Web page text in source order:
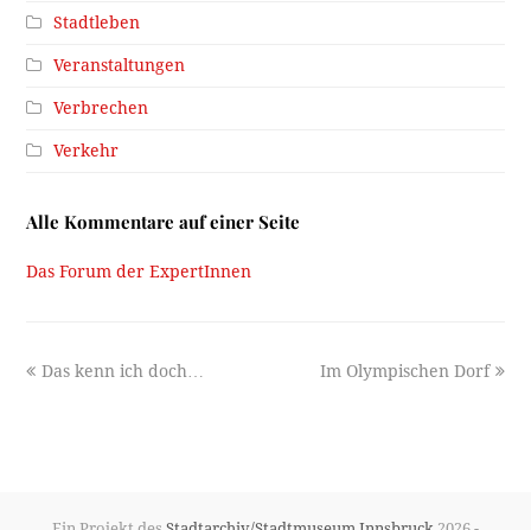
Stadtleben
Veranstaltungen
Verbrechen
Verkehr
Alle Kommentare auf einer Seite
Das Forum der ExpertInnen
previous
Das kenn ich doch…
next
Im Olympischen Dorf